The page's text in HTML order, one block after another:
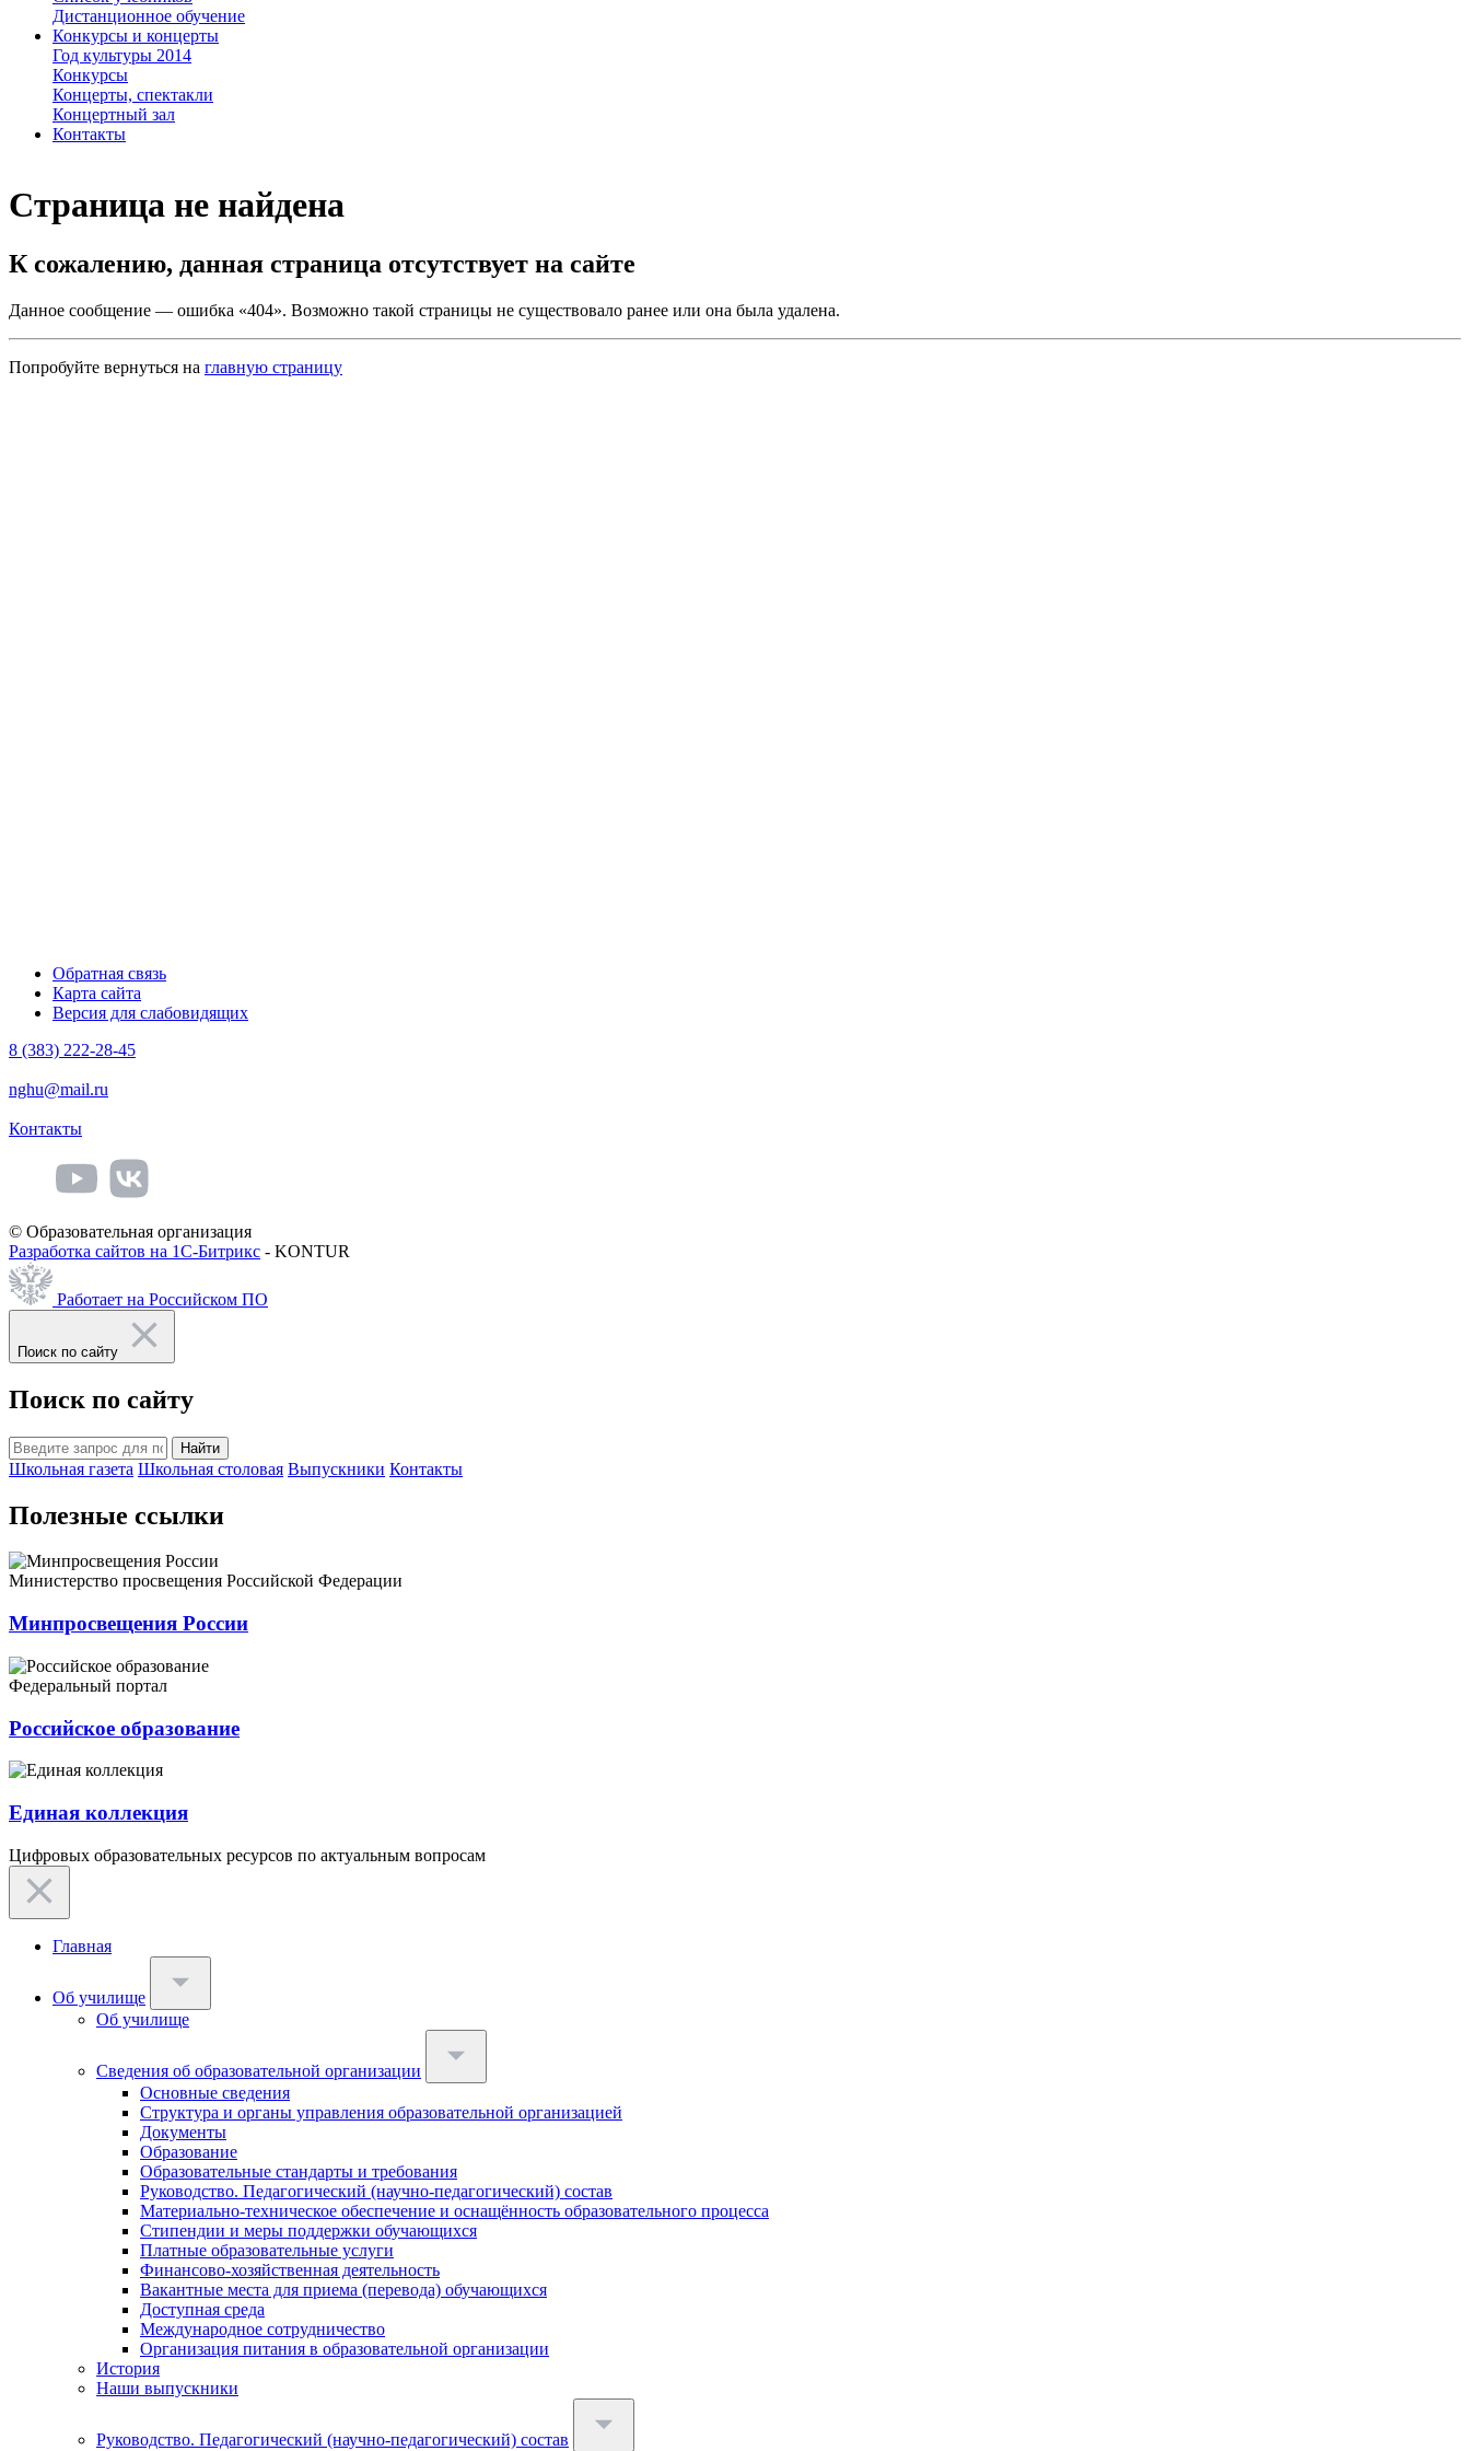
Дистанционное обучение
Конкурсы и концерты
Год культуры 2014
Конкурсы
Концерты, спектакли
Концертный зал
Контакты
Страница не найдена
К сожалению, данная страница отсутствует на сайте
Данное сообщение — ошибка «404». Возможно такой страницы не существовало ранее или она была удалена.
Попробуйте вернуться на главную страницу
Обратная связь
Карта сайта
Версия для слабовидящих
8 (383) 222-28-45
nghu@mail.ru
Контакты
© Образовательная организация
Разработка сайтов на 1С-Битрикс - KONTUR
Работает на Российском ПО
Поиск по сайту
Поиск по сайту
Найти
Школьная газета Школьная столовая Выпускники Контакты
Полезные ссылки
Министерство просвещения Российской Федерации
Минпросвещения России
Федеральный портал
Российское образование
Единая коллекция
Цифровых образовательных ресурсов по актуальным вопросам
Главная
Об училище
Об училище
Сведения об образовательной организации
Основные сведения
Структура и органы управления образовательной организацией
Документы
Образование
Образовательные стандарты и требования
Руководство. Педагогический (научно-педагогический) состав
Материально-техническое обеспечение и оснащённость образовательного процесса
Стипендии и меры поддержки обучающихся
Платные образовательные услуги
Финансово-хозяйственная деятельность
Вакантные места для приема (перевода) обучающихся
Доступная среда
Международное сотрудничество
Организация питания в образовательной организации
История
Наши выпускники
Руководство. Педагогический (научно-педагогический) состав